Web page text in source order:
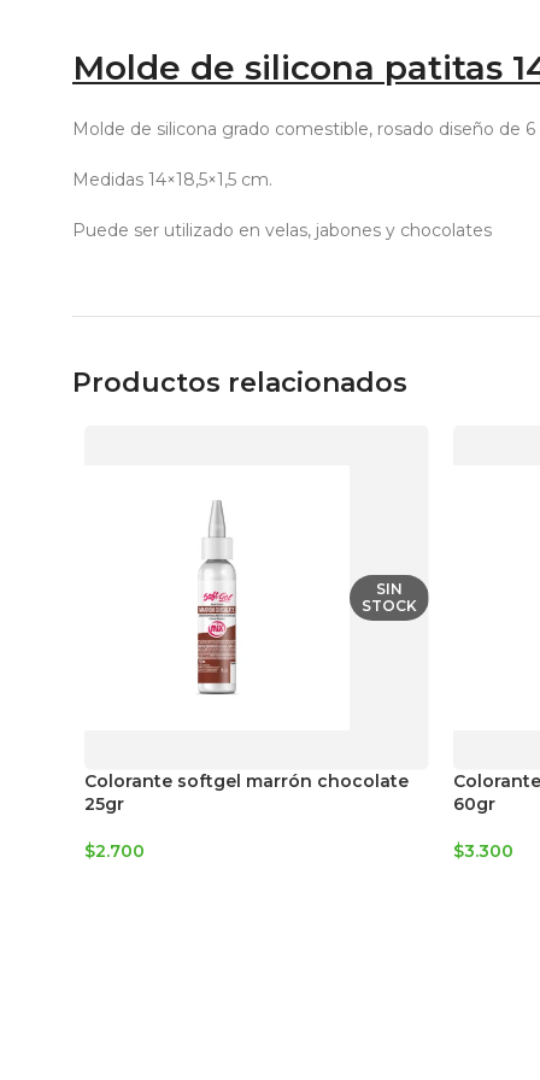
Molde de silicona patitas
Molde de silicona grado comestible, rosado diseño de 6
Medidas 14×18,5×1,5 cm.
Puede ser utilizado en velas, jabones y chocolates
Productos relacionados
SIN
STOCK
Colorante softgel marrón chocolate
25gr
$2.700
60gr
$3.300